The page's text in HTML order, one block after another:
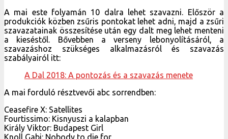
A mai este folyamán 10 dalra lehet szavazni. Először a
produkciók közben zsűris pontokat lehet adni, majd a zsűri
szavazatainak összesítése után egy dalt meg lehet menteni
a kieséstől. Bővebben a verseny lebonyolításáról, a
szavazáshoz szükséges alkalmazásról és szavazás
szabályairól itt:
A Dal 2018: A pontozás és a szavazás menete
A mai forduló résztvevői abc sorrendben:
Ceasefire X: Satellites
Fourtissimo: Kisnyuszi a kalapban
Király Viktor: Budapest Girl
Knoll Gabi: Nobody to die for